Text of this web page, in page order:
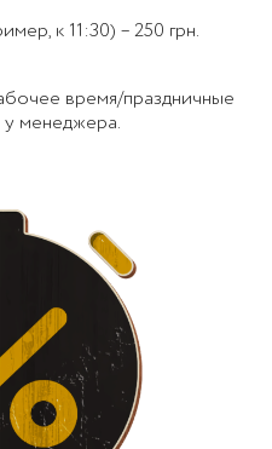
к 11:30) – 250 грн.
время/праздничные
менеджера.